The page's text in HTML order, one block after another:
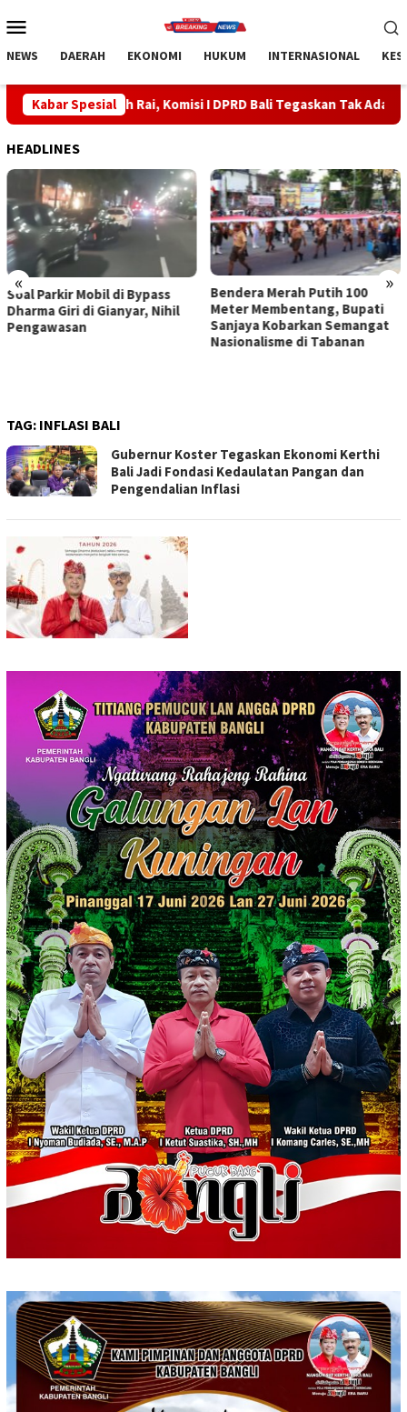
ke
Mobile
NEWS DAERAH EKONOMI HUKUM INTERNASIONAL
Kabar Spesial
Rai, Komisi I DPRD Bali Tegaskan Tak Ada Indikasi
HEADLINES
« »
Bendera Merah Putih 100
Meter Membentang, Bupati
Sanjaya Kobarkan Semangat
Sidak Bea Cukai Ngurah Rai,
Komisi I DPRD Bali Tegaskan
Tak Ada Indikasi
Penyalahgunaan Barang
TAG: INFLASI BALI
Gubernur Koster Tegaskan Ekonomi Kerthi
Bali Jadi Fondasi Kedaulatan Pangan dan
Pengendalian Inflasi